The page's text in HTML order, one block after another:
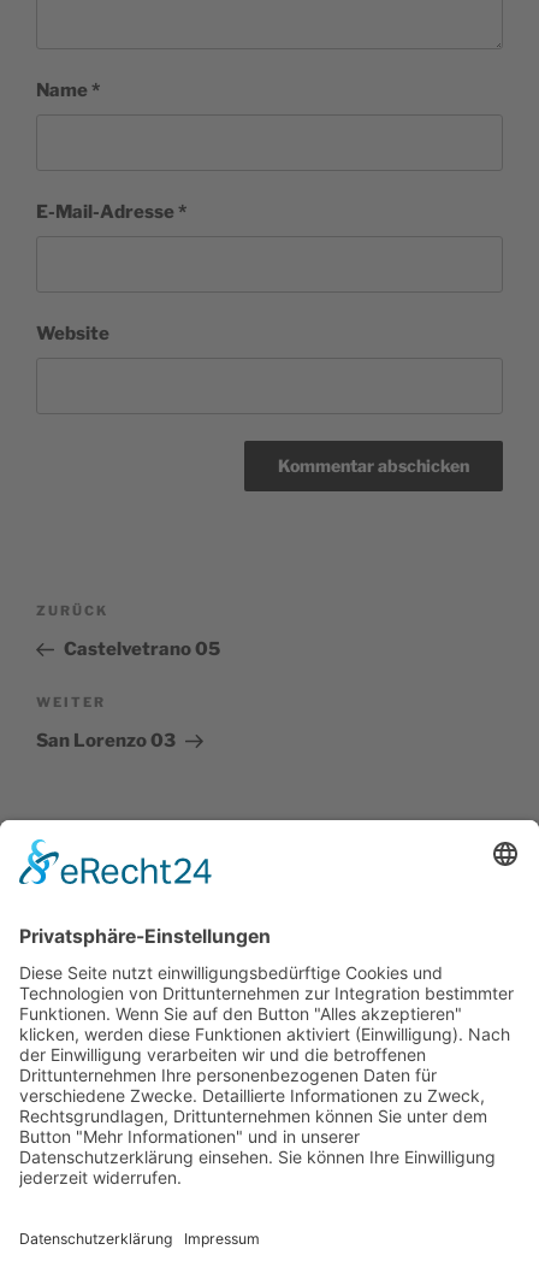
Name*
E-Mail-Adresse*
Website
Beitragsnavigation
Vorheriger
Beitrag
ZURÜCK
Castelvetrano 05
Nächster
Beitrag
WEITER
San Lorenzo 03
Impressum
Datenschutzerklärung
Cookie-Einstellungen
SUCHE
Suchen
nach: